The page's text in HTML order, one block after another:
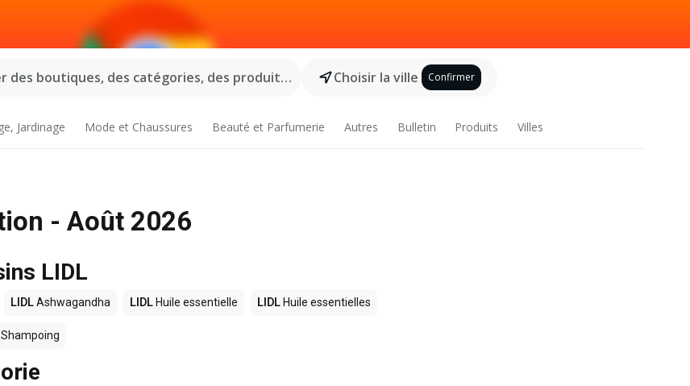
des boutiques, des catégories, des produits...
Choisir la ville Confirmer
Jardinage Mode et Chaussures Beauté et Parfumerie Autres Bulletin Produits Villes
- Août 2026
LIDL
LIDLAshwagandha LIDL Huile essentielle LIDL Huile essentielles
Shampoing